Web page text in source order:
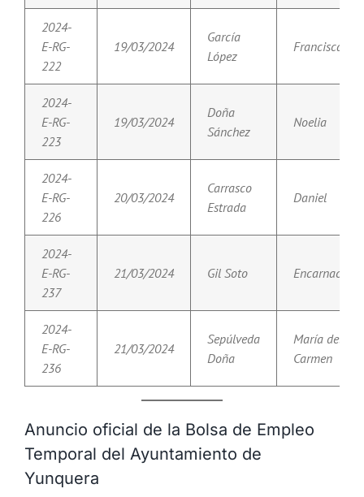
2024-
E-RG-
222
19/03/2024
García
López
Francisca
2024-
E-RG-
223
19/03/2024
Doña
Sánchez
Noelia
2024-
E-RG-
226
20/03/2024
Carrasco
Estrada
Daniel
2024-
E-RG-
237
21/03/2024 Gil Soto Encarnación
2024-
E-RG-
236
21/03/2024
Sepúlveda
Doña
María del
Carmen
Anuncio oficial de la Bolsa de Empleo
Temporal del Ayuntamiento de
Yunquera